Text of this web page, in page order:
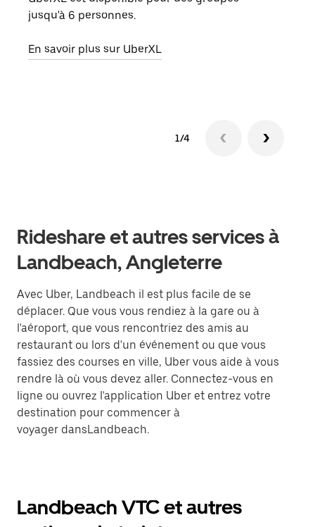
jusqu'à 6 personnes.
En savoir plus sur UberXL
1/4
Rideshare et autres services à
Landbeach, Angleterre
Avec Uber, Landbeach il est plus facile de se
déplacer. Que vous vous rendiez à la gare ou à
l'aéroport, que vous rencontriez des amis au
restaurant ou lors d'un événement ou que vous
fassiez des courses en ville, Uber vous aide à vous
rendre là où vous devez aller. Connectez-vous en
ligne ou ouvrez l'application Uber et entrez votre
destination pour commencer à
voyager dansLandbeach.
Landbeach VTC et autres